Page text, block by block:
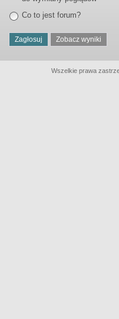
Co to jest forum?
Wszelkie prawa